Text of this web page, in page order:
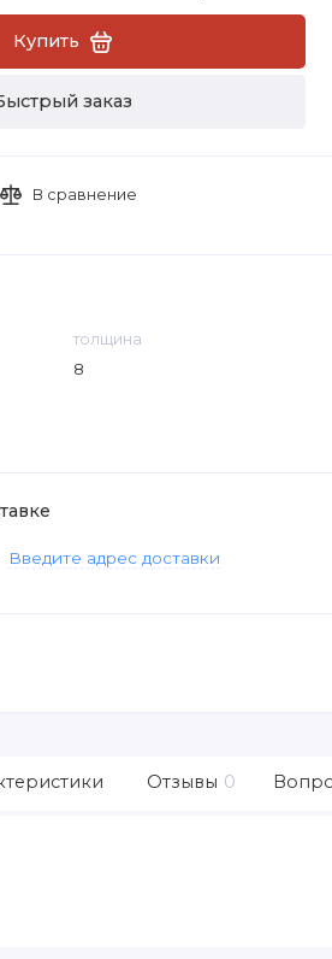
Купить
заказ
В сравнение
толщина
8
Введите адрес доставки
Отзывы 0